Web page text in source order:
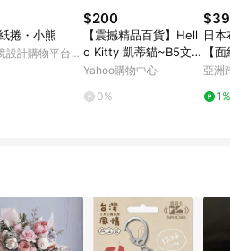
捲・小熊
設計購物平台
$200
【震撼精品百貨】Hell
o Kitty 凱蒂貓~B5文件
袋~英文【共1款】
Yahoo購物中心
0%
日
【
釦可
亞洲
1%